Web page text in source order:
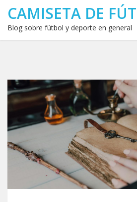
CAMISETA DE
Blog sobre fútbol y deporte en general